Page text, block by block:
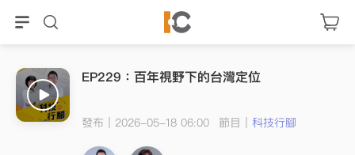
EP229：百年視野下的台灣定位
發布｜2026-05-18 06:00 節目｜ 科技行腳